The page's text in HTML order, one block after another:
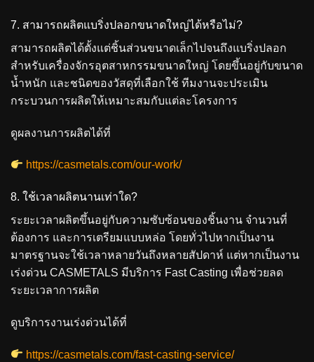
7. สามารถผลิตแบริ่งปลอกขนาดใหญ่ได้หรือไม่?
สามารถผลิตได้ตั้งแต่ชิ้นส่วนขนาดเล็กไปจนถึงแบริ่งปลอก
สำหรับเครื่องจักรอุตสาหกรรมขนาดใหญ่ โดยขึ้นอยู่กับขนาด
น้ำหนัก และชนิดของวัสดุที่เลือกใช้ ทีมงานจะประเมิน
กระบวนการผลิตให้เหมาะสมกับแต่ละโครงการ
ดูผลงานการผลิตได้ที่
https://casmetals.com/our-work/
8. ใช้เวลาผลิตนานเท่าใด?
ระยะเวลาผลิตขึ้นอยู่กับความซับซ้อนของชิ้นงาน จำนวนที่
ต้องการ และการเตรียมแบบหล่อ โดยทั่วไปหากเป็นงาน
มาตรฐานจะใช้เวลาหลายวันถึงหลายสัปดาห์ แต่หากเป็นงาน
เร่งด่วน CASMETALS มีบริการ Fast Casting เพื่อช่วยลด
ระยะเวลาการผลิต
ดูบริการงานเร่งด่วนได้ที่
https://casmetals.com/fast-casting-service/